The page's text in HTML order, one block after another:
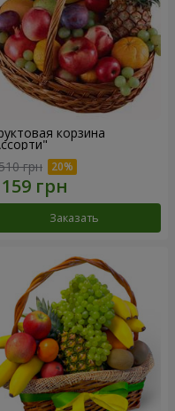
корзина
грн
Заказать